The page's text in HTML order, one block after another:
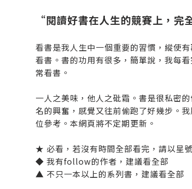
“閱讀好書在人生的競賽上，
看書是我人生中一個重要的習慣，縱使
看書。書的功用有很多，簡單說，我每
常看書。
一人之美味，他人之砒霜。書是很私密
名的興奮，感覺又往前偷跑了好幾步。
位參考。本網頁將不定期更新。
★ 必看，若沒有時間全部看完，請以星
◆ 我有follow的作者，建議看全部
▲ 不只一本以上的系列書，建議看全部